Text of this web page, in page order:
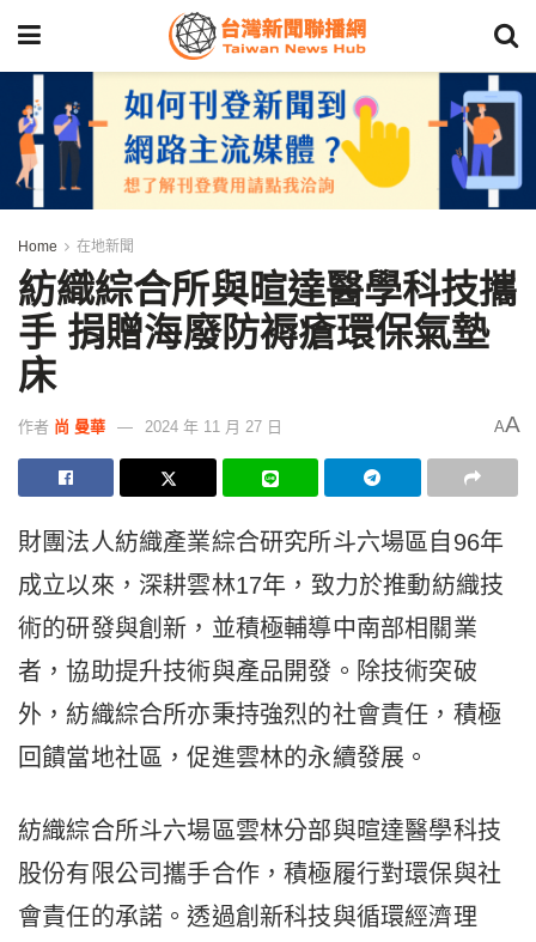
Home 在地新聞
紡織綜合所與暄達醫學科技攜
手 捐贈海廢防褥瘡環保氣墊
床
作者 尚 曼華 2024 年 11 月 27 日 AA
財團法人紡織產業綜合研究所斗六場區自96年
成立以來，深耕雲林17年，致力於推動紡織技
術的研發與創新，並積極輔導中南部相關業
者，協助提升技術與產品開發。除技術突破
外，紡織綜合所亦秉持強烈的社會責任，積極
回饋當地社區，促進雲林的永續發展。
紡織綜合所斗六場區雲林分部與暄達醫學科技
股份有限公司攜手合作，積極履行對環保與社
會責任的承諾。透過創新科技與循環經濟理